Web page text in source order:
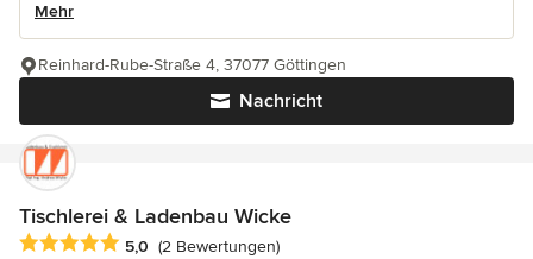
Mehr
Nachricht
Reinhard-Rube-Straße 4, 37077 Göttingen
Tischlerei & Ladenbau Wicke
Durchschnittliche Bewertung: 5 von 5 Sternen
5,0 (2 Bewertungen)